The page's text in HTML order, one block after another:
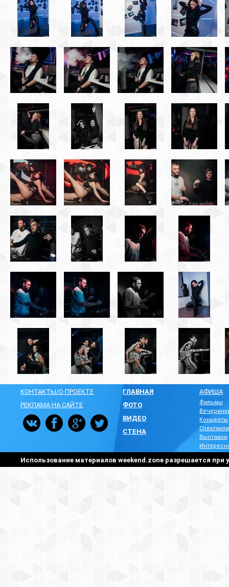
КОНТАКТЫ/О ПРОЕКТЕ
РЕКЛАМА НА САЙТЕ
ГЛАВНАЯ
ФОТО
ВИДЕО
СТЕНА
АФИША
Фильмы
Концерты
Спектакли
Выставки
Использование материалов weekend.zone разрешается